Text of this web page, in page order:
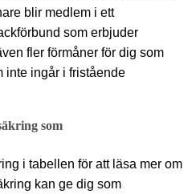
blir medlem i ett
som erbjuder
fler förmåner för dig som
inte ingår i fristående
som
i tabellen för att läsa mer om
kan ge dig som